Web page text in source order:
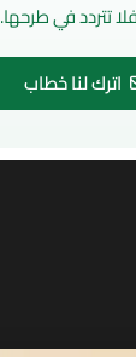
تتردد في طرحها.
اترك لنا خطاب